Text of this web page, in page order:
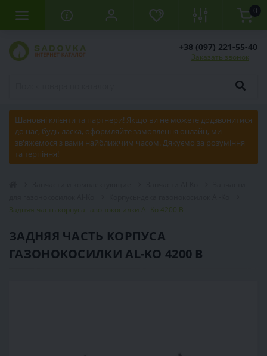
0
+38 (097) 221-55-40
Заказать звонок
Шановні клієнти та партнери! Якщо ви не можете додзвонитися
до нас, будь ласка, оформляйте замовлення онлайн, ми
зв'яжемося з вами найближчим часом. Дякуємо за розуміння
та терпіння!
Задняя часть корпуса газонокосилки Al-Ko 4200 B
ЗАДНЯЯ ЧАСТЬ КОРПУСА
ГАЗОНОКОСИЛКИ AL-KO 4200 B